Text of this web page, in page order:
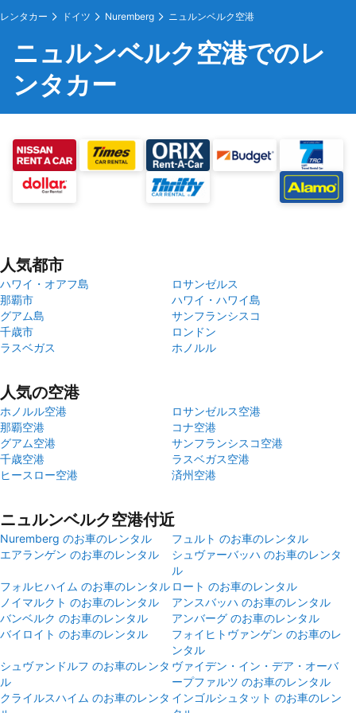
レンタカー ドイツ Nuremberg ニュルンベルク空港
ニュルンベルク空港でのレ
ンタカー
人気都市
ハワイ・オアフ島
ロサンゼルス
那覇市
ハワイ・ハワイ島
グアム島
サンフランシスコ
千歳市
ロンドン
ラスベガス
ホノルル
人気の空港
ホノルル空港
ロサンゼルス空港
那覇空港
コナ空港
グアム空港
サンフランシスコ空港
千歳空港
ラスベガス空港
ヒースロー空港
済州空港
ニュルンベルク空港付近
Nuremberg のお車のレンタル
フュルト のお車のレンタル
エアランゲン のお車のレンタル
シュヴァーバッハ のお車のレンタ
ル
フォルヒハイム のお車のレンタル ロート のお車のレンタル
ノイマルクト のお車のレンタル
アンスバッハ のお車のレンタル
バンベルク のお車のレンタル
アンバーグ のお車のレンタル
バイロイト のお車のレンタル
フォイヒトヴァンゲン のお車のレ
ンタル
シュヴァンドルフ のお車のレンタ
ル
ヴァイデン・イン・デア・オーバ
ープファルツ のお車のレンタル
クライルスハイム のお車のレンタ インゴルシュタット のお車のレン